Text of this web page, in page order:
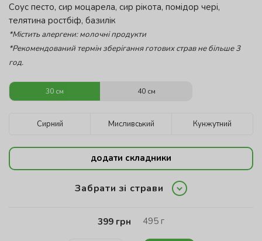
Соус песто, сир моцарела, сир рікота, помідор чері,
телятина ростбіф, базилік
*Містить алергени: молочні продукти
*Рекомендований термін зберігання готових страв не більше 3
год.
30 см 40 см
Сирний Мисливський Кунжутний
додати складники
Забрати зі страви
399 грн 495 г